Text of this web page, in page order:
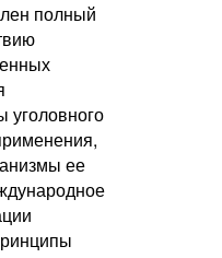
полный
уголовного
ее